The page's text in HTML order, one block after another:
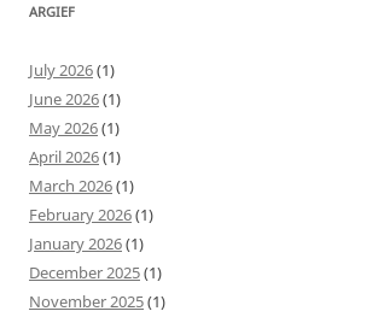
ARGIEF
July 2026(1)
June 2026(1)
May 2026(1)
April 2026(1)
March 2026(1)
February 2026(1)
January 2026(1)
December 2025(1)
November 2025(1)